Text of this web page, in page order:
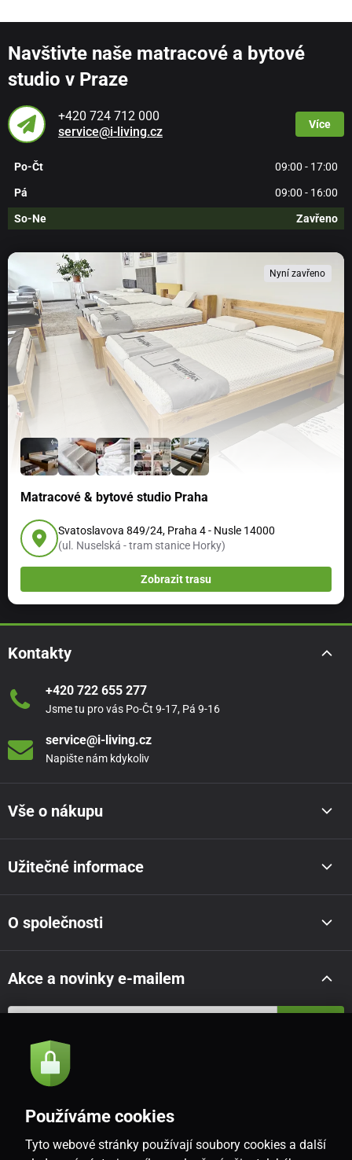
Navštivte naše matracové a bytové
studio v Praze
+420 724 712 000
service@i-living.cz
Více
Po-Čt 09:00 - 17:00
Pá 09:00 - 16:00
So-Ne Zavřeno
Nyní zavřeno
Matracové & bytové studio Praha
Svatoslavova 849/24, Praha 4 - Nusle 14000
(ul. Nuselská - tram stanice Horky)
Zobrazit trasu
Kontakty
+420 722 655 277
Jsme tu pro vás Po-Čt 9-17, Pá 9-16
service@i-living.cz
Napište nám kdykoliv
Vše o nákupu
Užitečné informace
O společnosti
Akce a novinky e-mailem
Souhlasím se
CZ
Používáme cookies
Tyto webové stránky používají soubory cookies a další